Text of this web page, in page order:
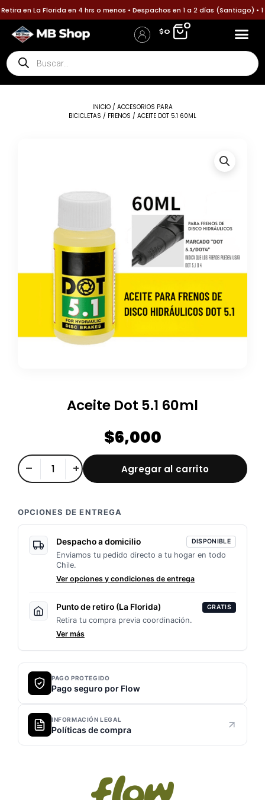
Ir
al
contenido
en La Florida en 4 hrs o menos • Despachos en 1 a 2 días (Santiago) •
$0
0
Búsqueda
de
productos
INICIO / ACCESORIOS PARA
BICICLETAS / FRENOS / ACEITE DOT 5.1 60ML
Aceite Dot 5.1 60ml
$6,000
Aceite
Dot
60ml
cantidad
– + Agregar al carrito
OPCIONES DE ENTREGA
Despacho a domicilio DISPONIBLE
Enviamos tu pedido directo a tu hogar en todo
Chile.
Ver opciones y condiciones de entrega
Punto de retiro (La Florida) GRATIS
Retira tu compra previa coordinación.
Ver más
PAGO PROTEGIDO
Pago seguro por Flow
INFORMACIÓN LEGAL
Políticas de compra